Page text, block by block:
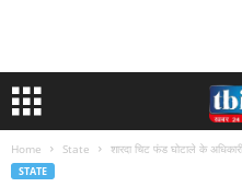
Home State शारदा चिट फंड घोटाले के
STATE